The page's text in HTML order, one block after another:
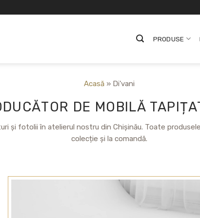
PRODUSE
Acasă » Di'vani
DE MOBILĂ
și fotolii în atelierul nostru din Chișinău. Toate
colecție și la comandă.